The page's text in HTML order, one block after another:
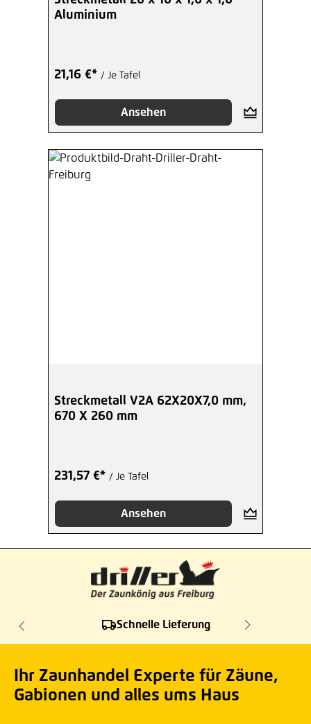
Aluminium
21,16 €* / Je Tafel
Ansehen
Streckmetall V2A 62X20X7,0 mm,
670 X 260 mm
231,57 €* / Je Tafel
Ansehen
Schnelle Lieferung
Ihr Zaunhandel Experte für Zäune,
Gabionen und alles ums Haus